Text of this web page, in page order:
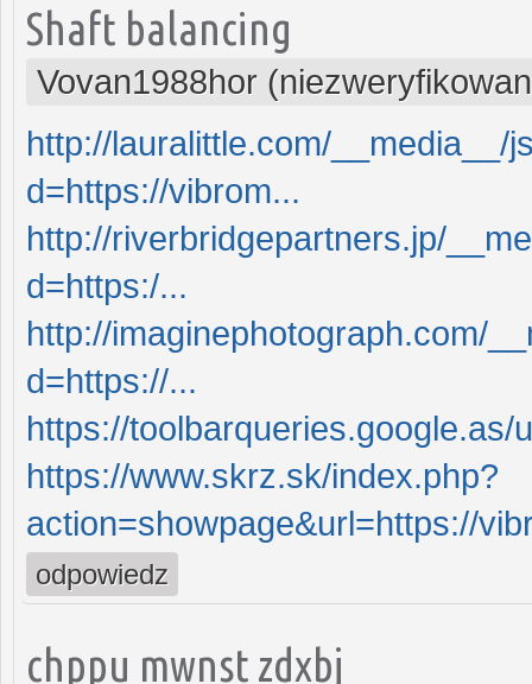
Shaft balancing
Vovan1988hor
http://lauralittle.com/__media__/
d=https://vibrom...
http://riverbridgepartners.jp/
d=https:/...
http://imaginephotograph.com/
d=https://...
https://
https://www.skrz.sk/index.php?
action=showpage&url=https://
odpowiedz
chppu mwnst zdxbj